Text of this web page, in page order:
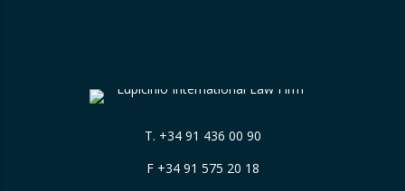
T. +34 91 436 00 90
F +34 91 575 20 18